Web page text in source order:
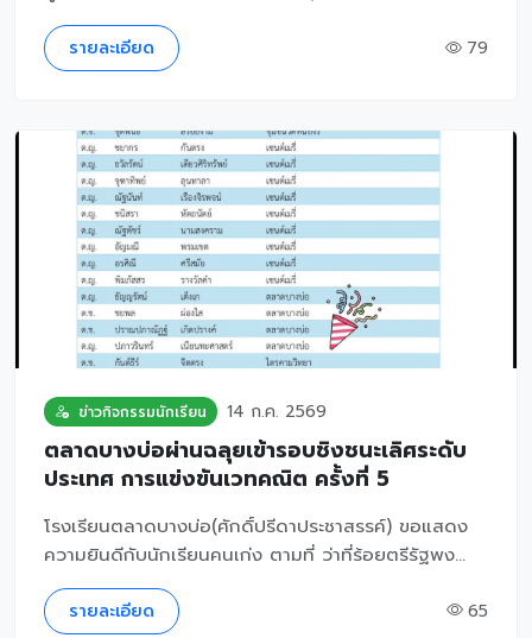
รายละเอียด 79
ข่าวกิจกรรมนักเรียน 14 ก.ค. 2569
ตลาดบางบ่อผ่านฉลุยเข้ารอบชิงชนะเลิศระดับ
ประเทศ การแข่งขันเวทคณิต ครั้งที่ 5
โรงเรียนตลาดบางบ่อ(ศักดิ์ปรีดาประชาสรรค์) ขอแสดง
ความยินดีกับนักเรียนคนเก่ง ตามที่ ว่าที่ร้อยตรีรัฐพง...
รายละเอียด 65